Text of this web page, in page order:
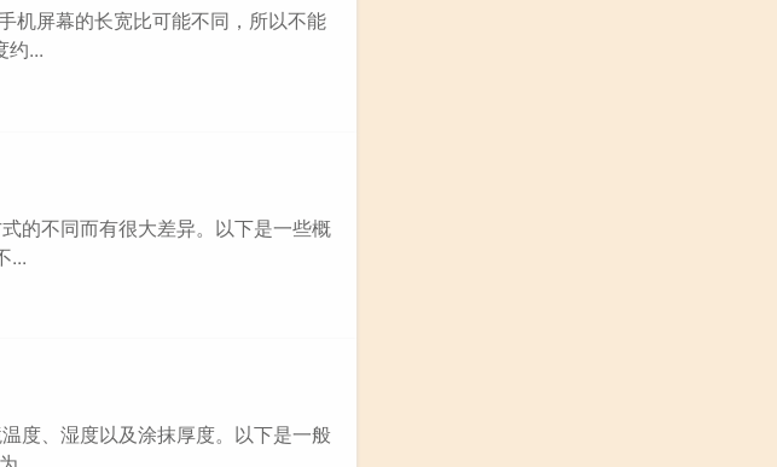
机屏幕的长宽比可能不同，所以不能
约...
的不同而有很大差异。以下是一些概
...
度、湿度以及涂抹厚度。以下是一般